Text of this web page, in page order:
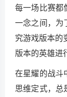
每一场比赛都
一念之间，为
究游戏版本的
版本的英雄进
在星耀的战斗
思维定式，总